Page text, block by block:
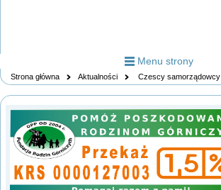
Menu strony
Strona główna Aktualności Czescy samorządowcy